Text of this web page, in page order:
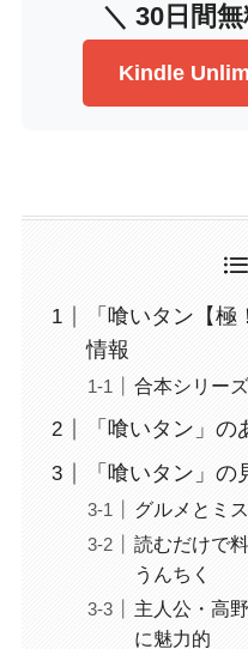
＼ 30日間
Kindle
「喰いタン【
情報
合本シリー
「喰いタン」
「喰いタン」
グルメとミ
読むだけで
うんちく
主人公・高
に魅力的